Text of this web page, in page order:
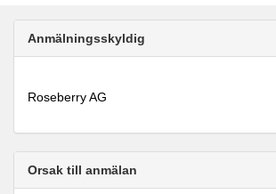
Anmälningsskyldig
Roseberry AG
Orsak till anmälan